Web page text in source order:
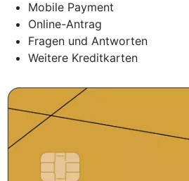
Mobile Payment
Online-Antrag
Fragen und Antworten
Weitere Kreditkarten